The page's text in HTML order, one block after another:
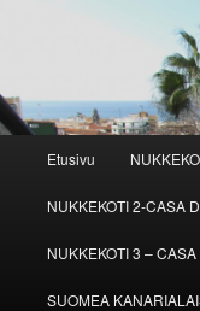
Etusivu
NUKKEKOTI 2-CASA
NUKKEKOTI 3 –
SUOMEA